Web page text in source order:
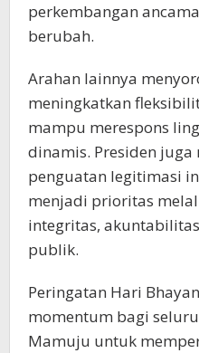
perkembangan
berubah.
Arahan lainnya
meningkatkan
mampu merespons
dinamis. Presiden juga
penguatan legitimasi
menjadi prioritas
integritas,
publik.
Peringatan Hari
momentum bagi
Mamuju untuk